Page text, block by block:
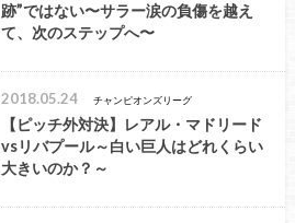
跡”ではない〜サラー涙の負傷を越え
て、次のステップへ〜
2018.05.24 チャンピオンズリーグ
【ピッチ外対決】レアル・マドリード
vsリバプール～白い巨人はどれくらい
大きいのか？～